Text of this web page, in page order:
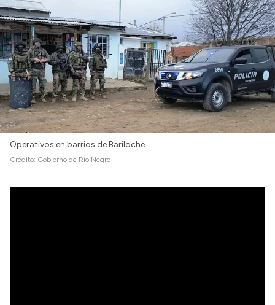
Operativos en barrios de Bariloche
Crédito: Gobierno de Río Negro